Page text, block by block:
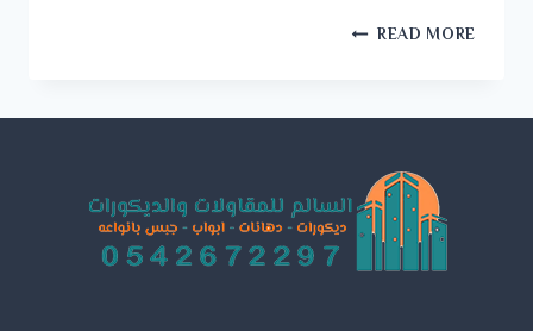
READ MOREتركيب
–
مظلات
حديد
للسيارات